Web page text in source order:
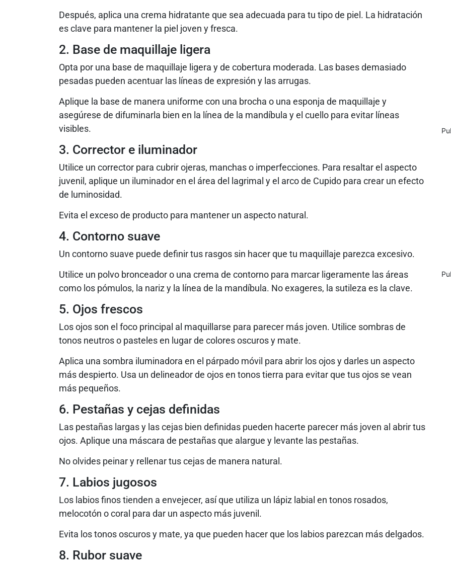
Después, aplica una crema hidratante que sea adecuada para tu tipo de piel. La hidratación
es clave para mantener la piel joven y fresca.
2. Base de maquillaje ligera
Opta por una base de maquillaje ligera y de cobertura moderada. Las bases demasiado
pesadas pueden acentuar las líneas de expresión y las arrugas.
Aplique la base de manera uniforme con una brocha o una esponja de maquillaje y
asegúrese de difuminarla bien en la línea de la mandíbula y el cuello para evitar líneas
visibles.
3. Corrector e iluminador
Utilice un corrector para cubrir ojeras, manchas o imperfecciones. Para resaltar el aspecto
juvenil, aplique un iluminador en el área del lagrimal y el arco de Cupido para crear un efecto
de luminosidad.
Evita el exceso de producto para mantener un aspecto natural.
4. Contorno suave
Un contorno suave puede definir tus rasgos sin hacer que tu maquillaje parezca excesivo.
Utilice un polvo bronceador o una crema de contorno para marcar ligeramente las áreas
como los pómulos, la nariz y la línea de la mandíbula. No exageres, la sutileza es la clave.
5. Ojos frescos
Los ojos son el foco principal al maquillarse para parecer más joven. Utilice sombras de
tonos neutros o pasteles en lugar de colores oscuros y mate.
Aplica una sombra iluminadora en el párpado móvil para abrir los ojos y darles un aspecto
más despierto. Usa un delineador de ojos en tonos tierra para evitar que tus ojos se vean
más pequeños.
6. Pestañas y cejas definidas
Las pestañas largas y las cejas bien definidas pueden hacerte parecer más joven al abrir tus
ojos. Aplique una máscara de pestañas que alargue y levante las pestañas.
No olvides peinar y rellenar tus cejas de manera natural.
7. Labios jugosos
Los labios finos tienden a envejecer, así que utiliza un lápiz labial en tonos rosados,
melocotón o coral para dar un aspecto más juvenil.
Evita los tonos oscuros y mate, ya que pueden hacer que los labios parezcan más delgados.
8. Rubor suave